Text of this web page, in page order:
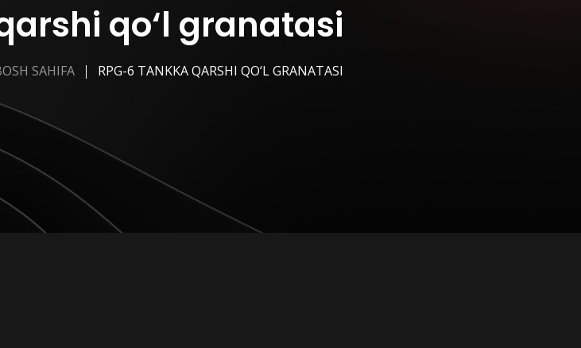
qo‘l granatasi
SAHIFA RPG-6 TANKKA QARSHI QO‘L GRANATASI